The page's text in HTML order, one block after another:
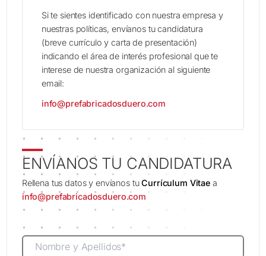
Si te sientes identificado con nuestra empresa y
nuestras políticas, envíanos tu candidatura
(breve currículo y carta de presentación)
indicando el área de interés profesional que te
interese de nuestra organización al siguiente
email:
info@prefabricadosduero.com
ENVÍANOS TU CANDIDATURA
Rellena tus datos y envíanos tuCurrículum Vitaea
info@prefabricadosduero.com